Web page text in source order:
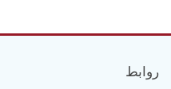
روابط